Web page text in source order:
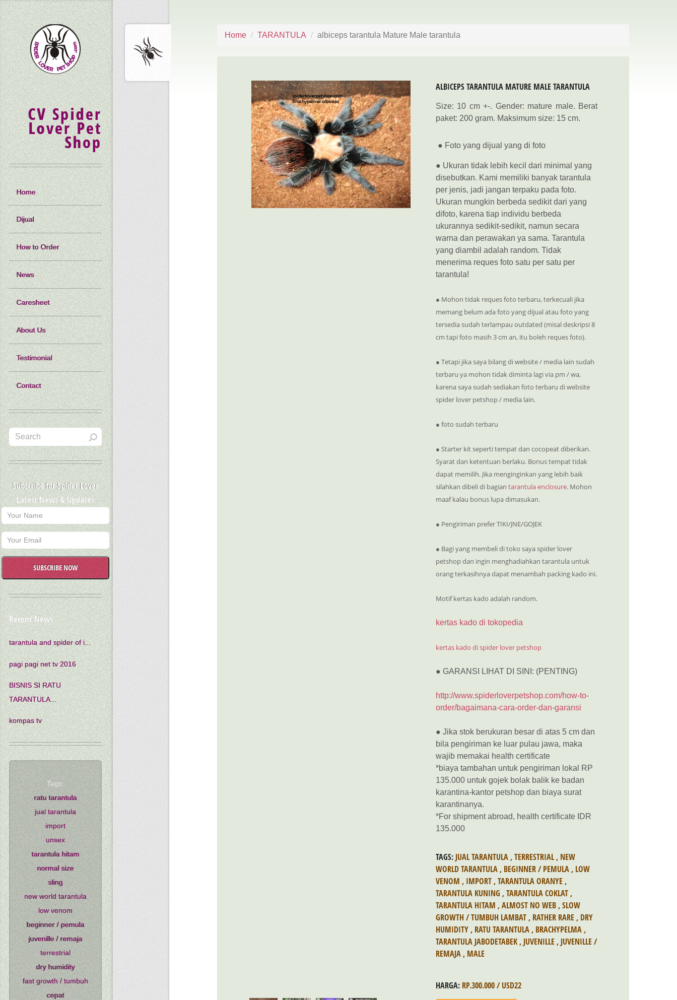
Home TARANTULA albiceps tarantula Mature Male tarantula
ALBICEPS TARANTULA MATURE MALE TARANTULA
Size: 10 cm +-. Gender: mature male. Berat
paket: 200 gram. Maksimum size: 15 cm.
● Foto yang dijual yang di foto
● Ukuran tidak lebih kecil dari minimal yang
disebutkan. Kami memiliki banyak tarantula
per jenis, jadi jangan terpaku pada foto.
Ukuran mungkin berbeda sedikit dari yang
difoto, karena tiap individu berbeda
ukurannya sedikit-sedikit, namun secara
warna dan perawakan ya sama. Tarantula
yang diambil adalah random. Tidak
menerima reques foto satu per satu per
tarantula!
● Mohon tidak reques foto terbaru, terkecuali jika
memang belum ada foto yang dijual atau foto yang
tersedia sudah terlampau outdated (misal deskripsi 8
cm tapi foto masih 3 cm an, itu boleh reques foto).
● Tetapi jika saya bilang di website / media lain sudah
terbaru ya mohon tidak diminta lagi via pm / wa,
karena saya sudah sediakan foto terbaru di website
spider lover petshop / media lain.
● foto sudah terbaru
● Starter kit seperti tempat dan cocopeat diberikan.
Syarat dan ketentuan berlaku. Bonus tempat tidak
dapat memilih. Jika menginginkan yang lebih baik
silahkan dibeli di bagian tarantula enclosure. Mohon
maaf kalau bonus lupa dimasukan.
● Pengiriman prefer TIKI/JNE/GOJEK
● Bagi yang membeli di toko saya spider lover
petshop dan ingin menghadiahkan tarantula untuk
orang terkasihnya dapat menambah packing kado ini.
Motif kertas kado adalah random.
kertas kado di tokopedia
kertas kado di spider lover petshop
● GARANSI LIHAT DI SINI: (PENTING)
http://www.spiderloverpetshop.com/how-to-
order/bagaimana-cara-order-dan-garansi
● Jika stok berukuran besar di atas 5 cm dan
bila pengiriman ke luar pulau jawa, maka
wajib memakai health certificate
*biaya tambahan untuk pengiriman lokal RP
135.000 untuk gojek bolak balik ke badan
karantina-kantor petshop dan biaya surat
karantinanya.
*For shipment abroad, health certificate IDR
135.000
TAGS: JUAL TARANTULA,TERRESTRIAL, NEW
WORLD TARANTULA, BEGINNER / PEMULA, LOW
VENOM , IMPORT,TARANTULA ORANYE,
TARANTULA KUNING ,TARANTULA COKLAT,
TARANTULA HITAM ,ALMOST NO WEB,SLOW
GROWTH / TUMBUH LAMBAT, RATHER RARE, DRY
HUMIDITY, RATU TARANTULA, BRACHYPELMA,
TARANTULA JABODETABEK, JUVENILLE, JUVENILLE /
REMAJA, MALE
HARGA: RP.300.000 / USD22
CV Spider
Lover Pet
Shop
Home
Dijual
How to Order
News
Caresheet
About Us
Testimonial
Contact
Subscribe for Spider Lover
Latest News & Updates
SUBSCRIBE NOW
Recent News
tarantula and spider of i...
pagi pagi net tv 2016
BISNIS SI RATU
TARANTULA...
kompas tv
Tags:
ratu tarantula
jual tarantula
import
unsex
tarantula hitam
normal size
sling
new world tarantula
low venom
beginner / pemula
juvenille / remaja
terrestrial
dry humidity
fast growth / tumbuh
cepat